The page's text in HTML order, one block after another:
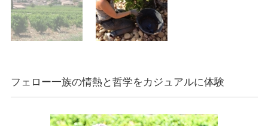
フェロー一族の情熱と哲学をカジュアルに体験